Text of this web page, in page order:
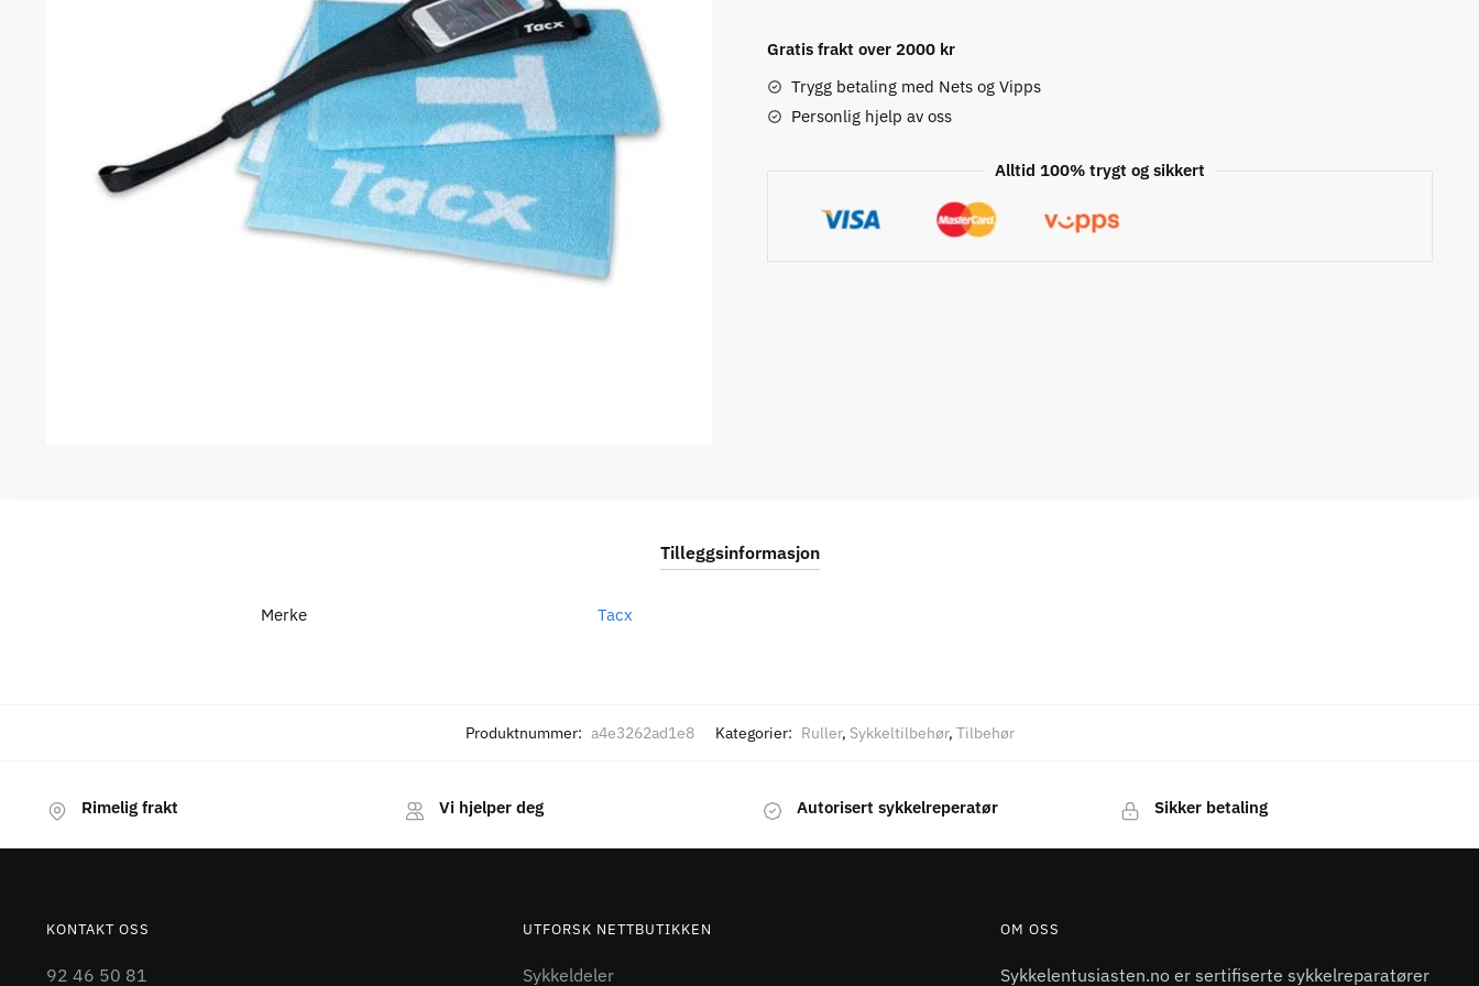
antall
Gratis frakt over 2000 kr
Trygg betaling med Nets og Vipps
Personlig hjelp av oss
Alltid 100% trygt og sikkert
Tilleggsinformasjon
Merke Tacx
Produktnummer: a4e3262ad1e8 Kategorier: Ruller, Sykkeltilbehør, Tilbehør
Rimelig frakt Vi hjelper deg Autorisert sykkelreperatør Sikker betaling
KONTAKT OSS
92 46 50 81
UTFORSK NETTBUTIKKEN
Sykkeldeler
OM OSS
Sykkelentusiasten.no er sertifiserte sykkelreparatører